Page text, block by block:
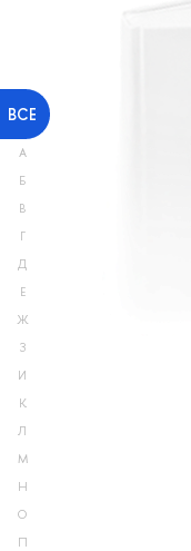
ВСЕ
А
Б
В
Г
Д
Е
Ж
З
И
К
Л
М
Н
О
П